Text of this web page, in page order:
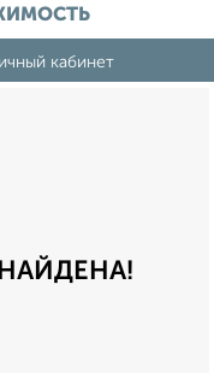
кабинет